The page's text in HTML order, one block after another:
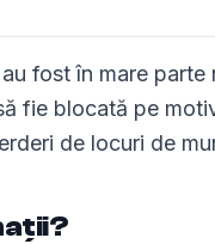
fost în mare
fie blocată pe
de locuri de